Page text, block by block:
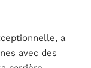
a
avec des